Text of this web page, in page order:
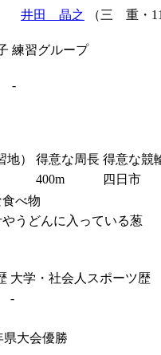
井田 晶之 （三 重・
練習グループ
-
） 得意な周長 得意な競
400m
四日市
べ物
やうどんに入っている葱
大学・社会人スポーツ歴
-
大会優勝